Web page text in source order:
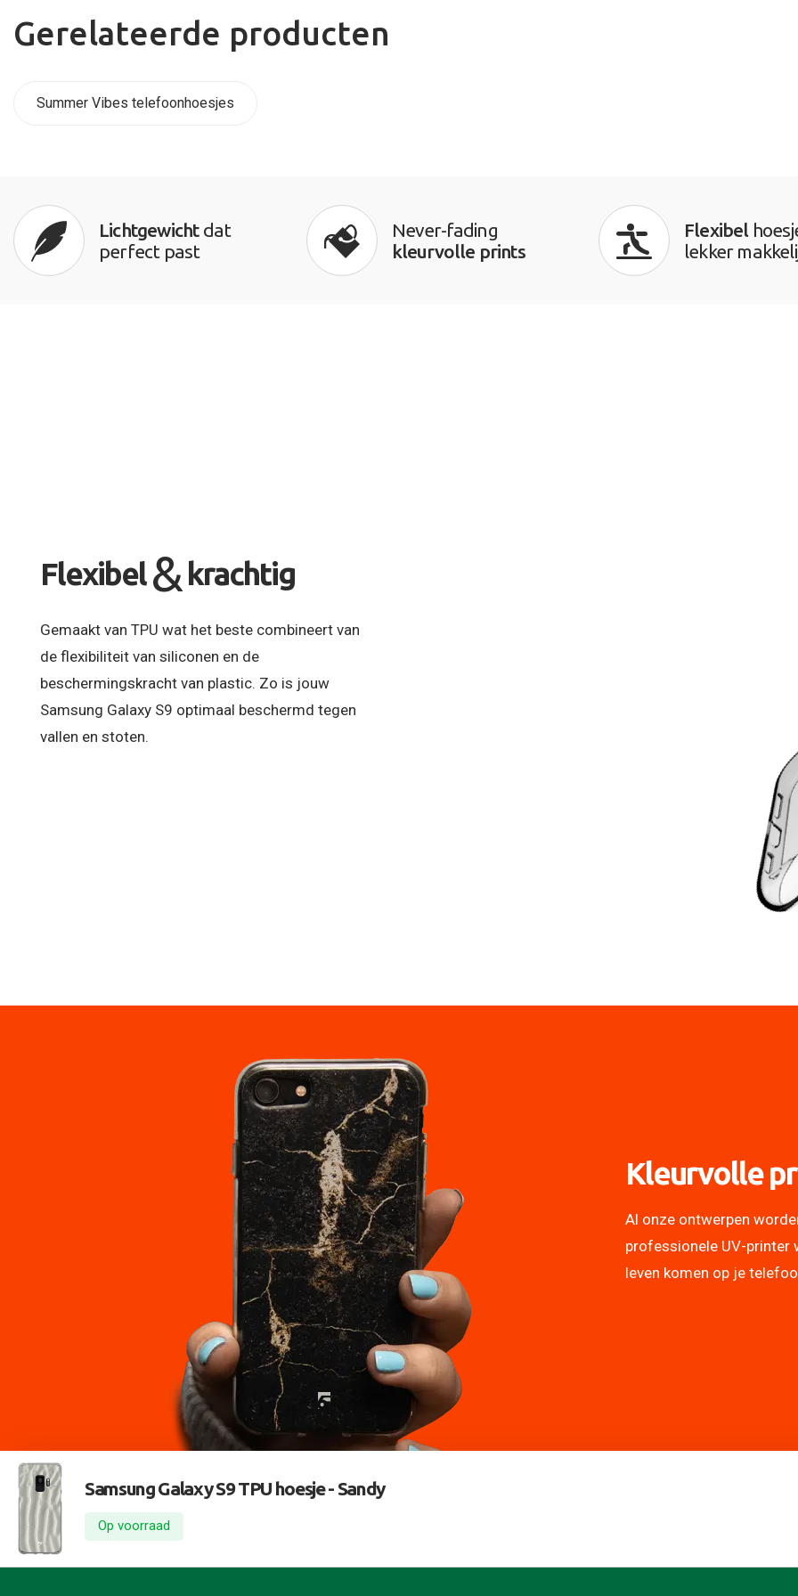
Gerelateerde producten
Summer Vibes telefoonhoesjes
Lichtgewichtdat
perfect past
Never-fading
kleurvolle prints
Flexibel
lekker
Flexibel & krachtig
Gemaakt van TPU wat het beste combineert van
de flexibiliteit van siliconen en de
beschermingskracht van plastic. Zo is jouw
Samsung Galaxy S9 optimaal beschermd tegen
vallen en stoten.
Kleurvolle
Al onze ontwerpen
professionele UV-printer
leven komen op je
Samsung Galaxy S9 TPU hoesje - Sandy
Op voorraad